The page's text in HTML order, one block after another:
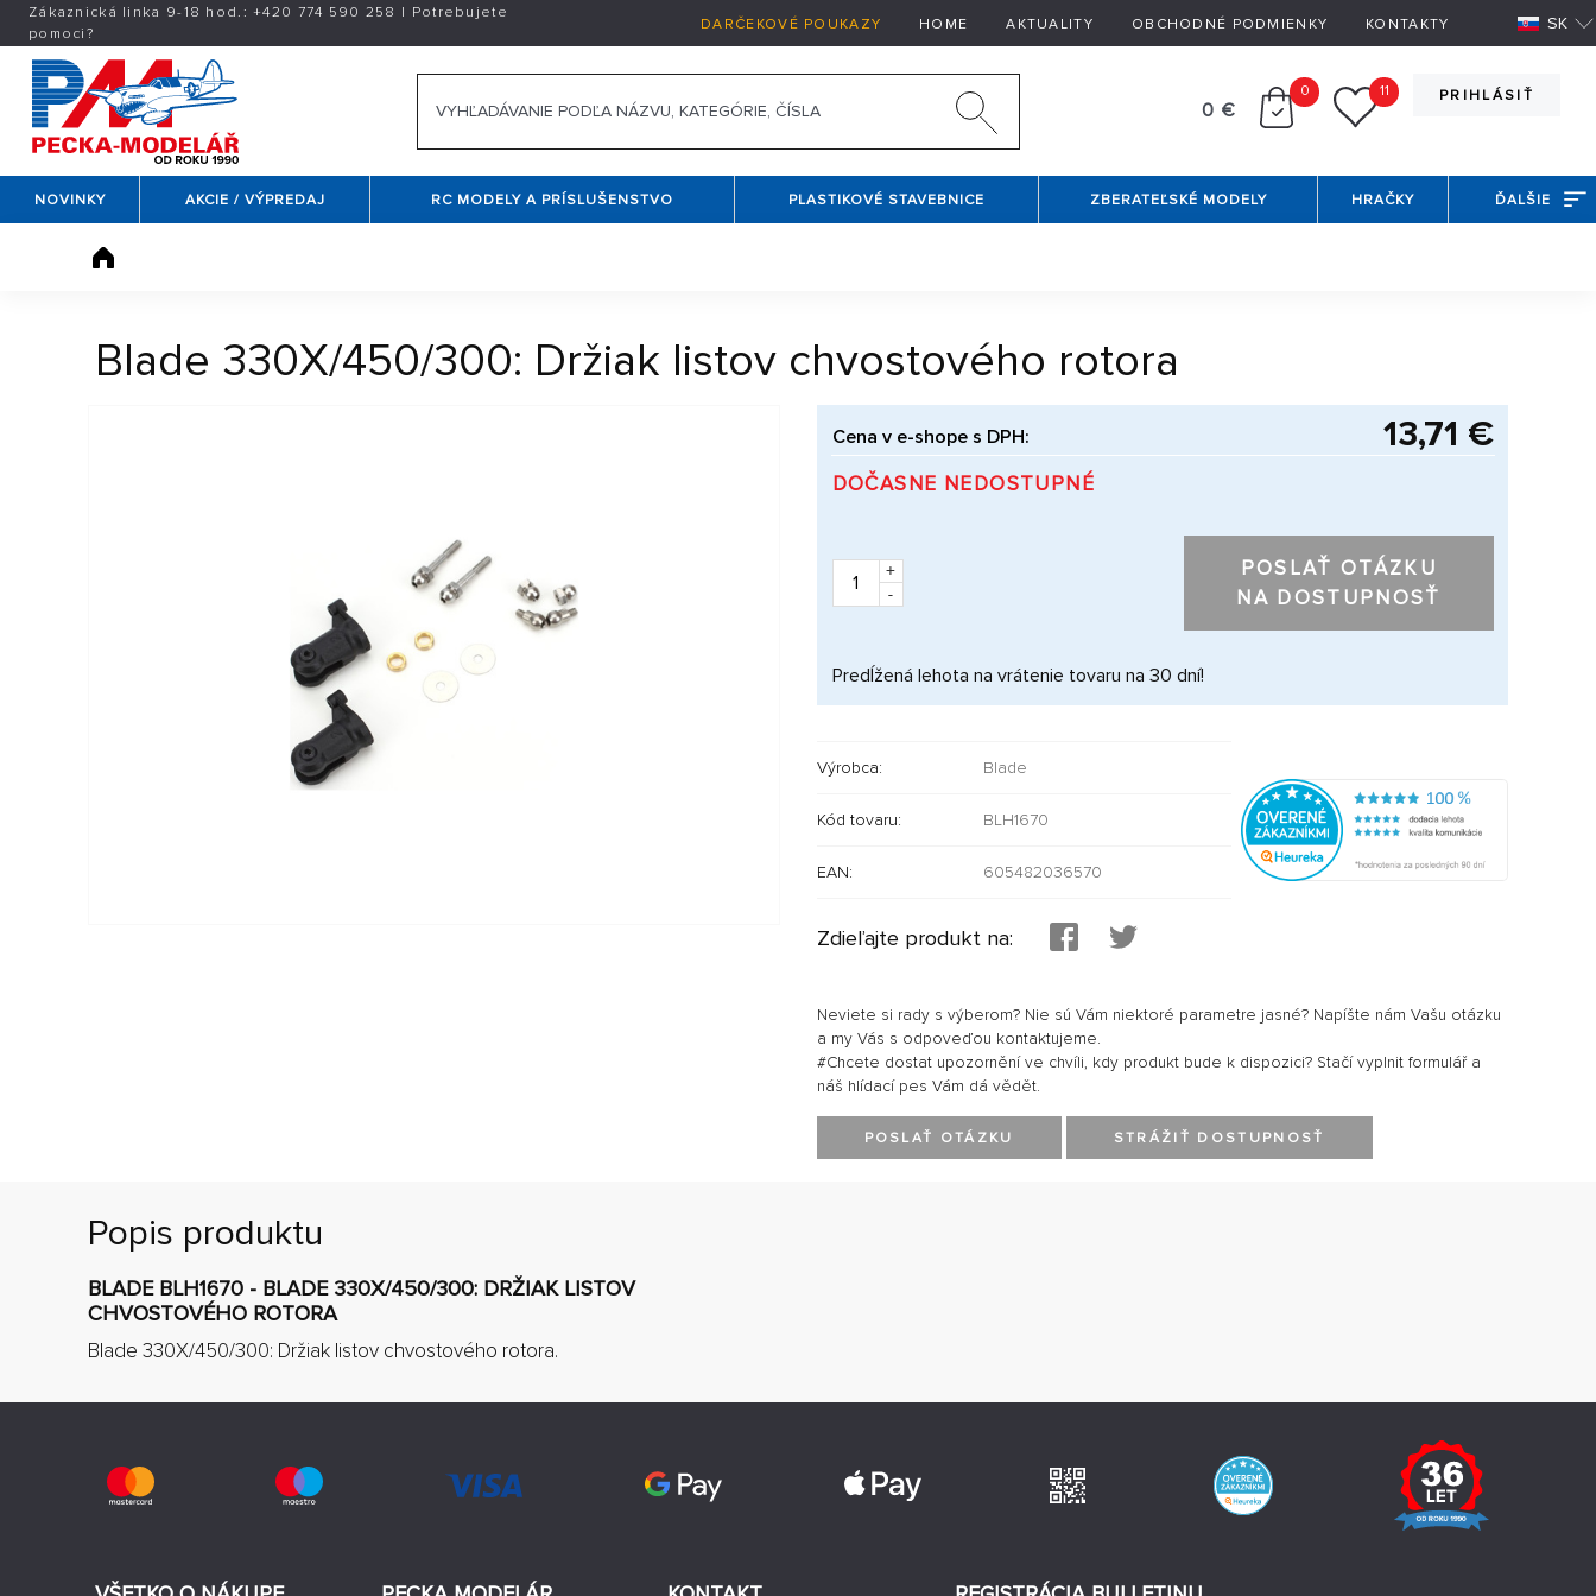
Zákaznická linka 9-18 hod.:+420 774 590 258 | Potrebujete
pomoci?
DARČEKOVÉ POUKAZY HOME AKTUALITY OBCHODNÉ PODMIENKY KONTAKTY SK
PRIHLÁSIŤ
0 €
0 11
NOVINKY AKCIE / VÝPREDAJ RC MODELY A PRÍSLUŠENSTVO PLASTIKOVÉ STAVEBNICE ZBERATEĽSKÉ MODELY HRAČKY ĎALŠIE
Blade 330X/450/300: Držiak listov chvostového rotora
Cena v e-shope s DPH: 13,71 €
DOČASNE NEDOSTUPNÉ
+
-
POSLAŤ OTÁZKU
NA DOSTUPNOSŤ
Predĺžená lehota na vrátenie tovaru na 30 dní!
Výrobca: Blade
Kód tovaru: BLH1670
EAN: 605482036570
Zdieľajte produkt na:
Neviete si rady s výberom? Nie sú Vám niektoré parametre jasné? Napíšte nám Vašu otázku
a my Vás s odpoveďou kontaktujeme.
#Chcete dostat upozornění ve chvíli, kdy produkt bude k dispozici? Stačí vyplnit formulář a
náš hlídací pes Vám dá vědět.
POSLAŤ OTÁZKU STRÁŽIŤ DOSTUPNOSŤ
Popis produktu
BLADE BLH1670 - BLADE 330X/450/300: DRŽIAK LISTOV
CHVOSTOVÉHO ROTORA
Blade 330X/450/300: Držiak listov chvostového rotora.